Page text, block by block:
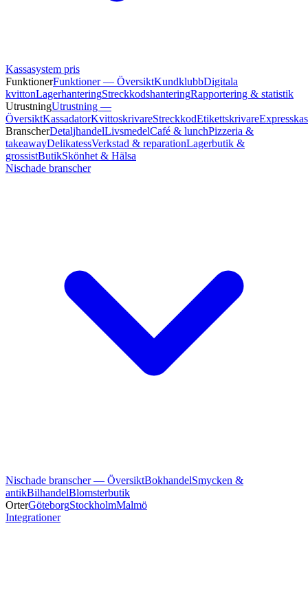
Kassasystem pris
FunktionerFunktioner — ÖversiktKundklubbDigitala
kvittonLagerhanteringStreckkodshanteringRapportering & statistik
UtrustningUtrustning —
ÖversiktKassadatorKvittoskrivareStreckkodEtikettskrivare
BranscherDetaljhandelLivsmedelCafé & lunchPizzeria &
takeawayDelikatessVerkstad & reparationLagerbutik &
grossistButikSkönhet & Hälsa
Nischade branscher
Nischade branscher — ÖversiktBokhandelSmycken &
antikBilhandelBlomsterbutik
OrterGöteborgStockholmMalmö
Integrationer